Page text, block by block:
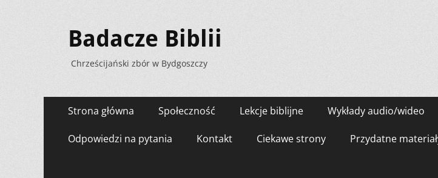
Badacze Biblii
Chrześcijański zbór w Bydgoszczy
Menu
zawartości
Strona główna Społeczność Lekcje biblijne Wykłady audio/wideo
Odpowiedzi na pytania Kontakt Ciekawe strony Przydatne